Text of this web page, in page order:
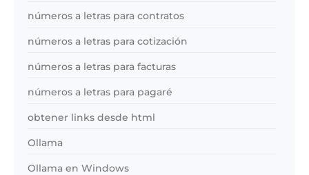
números a letras para contratos
números a letras para cotización
números a letras para facturas
números a letras para pagaré
obtener links desde html
Ollama
Ollama en Windows